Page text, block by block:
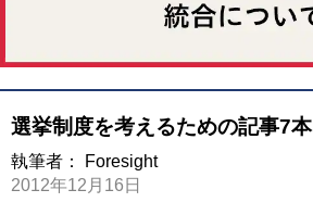
選挙制度を考えるための記事7本
執筆者：
Foresight
2012年12月16日